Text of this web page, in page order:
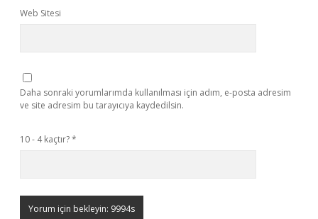
Web Sitesi
Daha sonraki yorumlarımda kullanılması için adım, e-posta adresim
ve site adresim bu tarayıcıya kaydedilsin.
10 - 4 kaçtır?*